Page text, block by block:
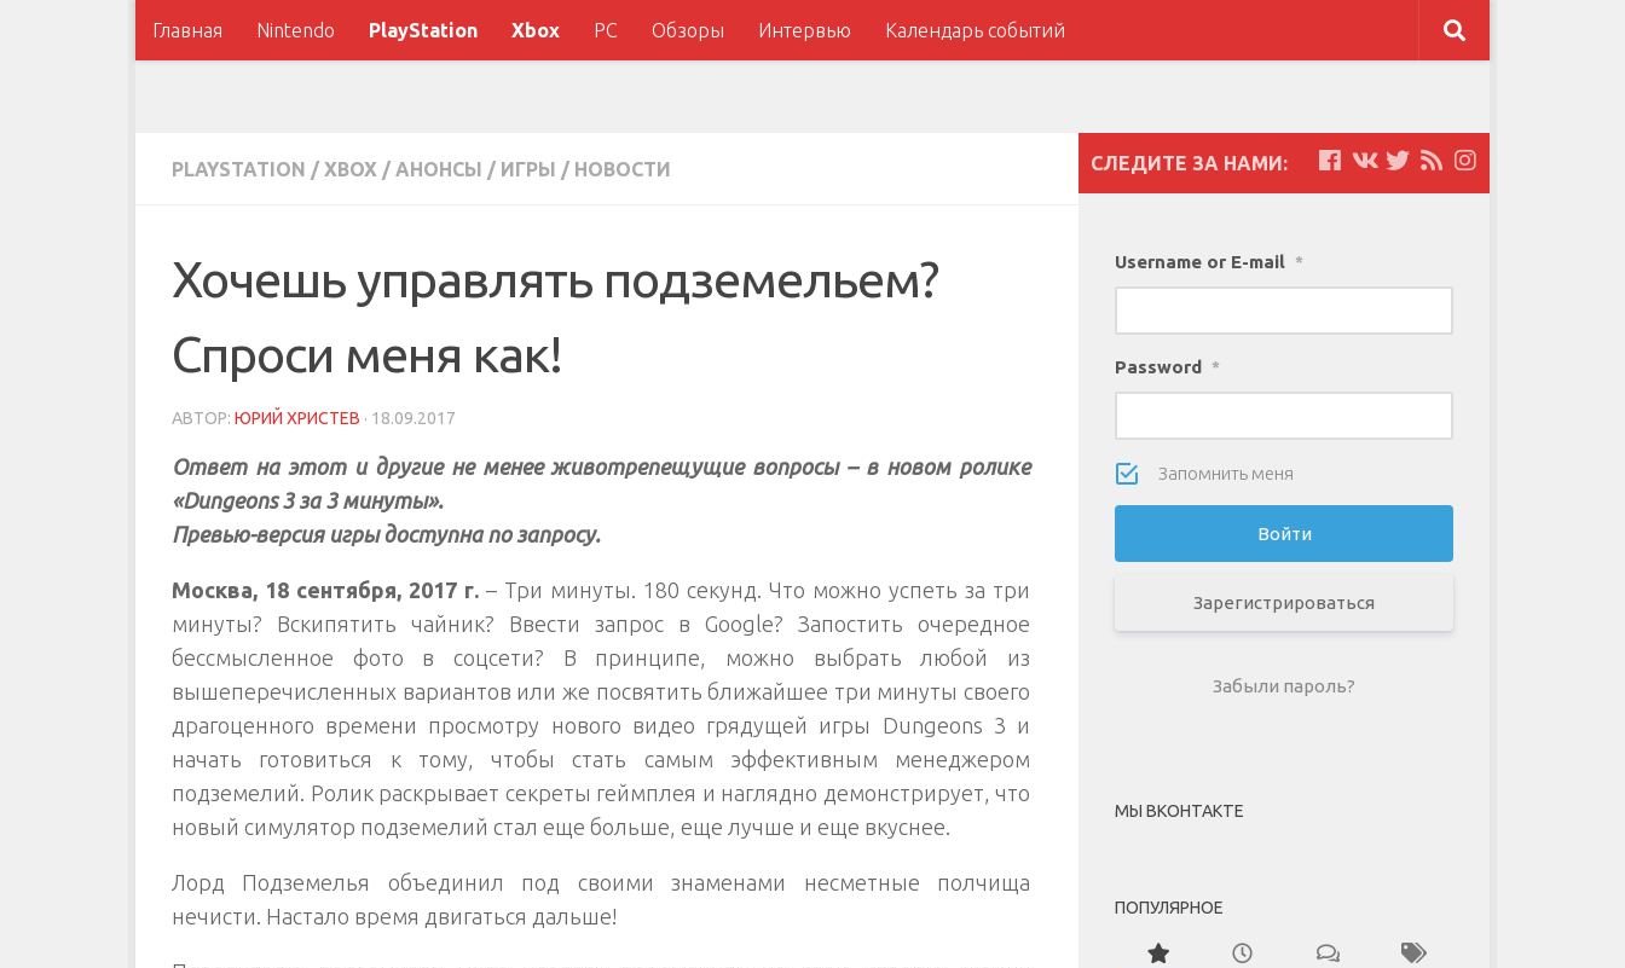
Главная Nintendo PlayStation Xbox PC Обзоры Интервью Календарь событий
PLAYSTATION / XBOX / АНОНСЫ / ИГРЫ / НОВОСТИ
Хочешь управлять подземельем?
Спроси меня как!
АВТОР: ЮРИЙ ХРИСТЕВ · 18.09.2017
Ответ на этот и другие не менее животрепещущие вопросы – в новом ролике
«Dungeons 3 за 3 минуты».
Превью-версия игры доступна по запросу.
Москва, 18 сентября, 2017 г. – Три минуты. 180 секунд. Что можно успеть за три
минуты? Вскипятить чайник? Ввести запрос в Google? Запостить очередное
бессмысленное фото в соцсети? В принципе, можно выбрать любой из
вышеперечисленных вариантов или же посвятить ближайшее три минуты своего
драгоценного времени просмотру нового видео грядущей игры Dungeons 3 и
начать готовиться к тому, чтобы стать самым эффективным менеджером
подземелий. Ролик раскрывает секреты геймплея и наглядно демонстрирует, что
новый симулятор подземелий стал еще больше, еще лучше и еще вкуснее.
Лорд Подземелья объединил под своими знаменами несметные полчища
нечисти. Настало время двигаться дальше!
СЛЕДИТЕ ЗА НАМИ:
Username or E-mail *
Password *
Запомнить меня
Зарегистрироваться
Забыли пароль?
МЫ ВКОНТАКТЕ
ПОПУЛЯРНОЕ